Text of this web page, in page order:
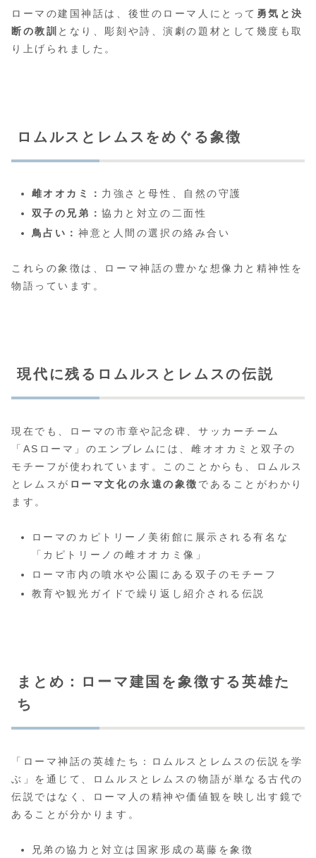
ローマの建国神話は、後世のローマ人にとって 勇気と決
断の教訓 となり、彫刻や詩、演劇の題材として幾度も取
り上げられました。
ロムルスとレムスをめぐる象徴
雌オオカミ： 力強さと母性、自然の守護
双子の兄弟：協力と対立の二面性
鳥占い：神意と人間の選択の絡み合い
これらの象徴は、ローマ神話の豊かな想像力と精神性を
物語っています。
現代に残るロムルスとレムスの伝説
現在でも、ローマの市章や記念碑、サッカーチーム
「ASローマ」のエンブレムには、雌オオカミと双子の
モチーフが使われています。このことからも、ロムルス
とレムスが ローマ文化の永遠の象徴 であることがわかり
ます。
ローマのカピトリーノ美術館に展示される有名な
「カピトリーノの雌オオカミ像」
ローマ市内の噴水や公園にある双子のモチーフ
教育や観光ガイドで繰り返し紹介される伝説
まとめ：ローマ建国を象徴する英雄た
ち
「ローマ神話の英雄たち：ロムルスとレムスの伝説を学
ぶ」を通じて、ロムルスとレムスの物語が単なる古代の
伝説ではなく、ローマ人の精神や価値観を映し出す鏡で
あることが分かります。
兄弟の協力と対立は国家形成の葛藤を象徴